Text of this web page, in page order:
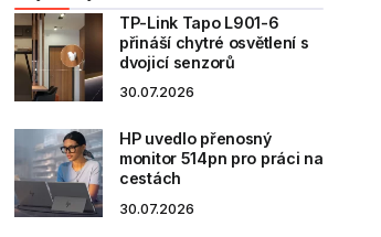
TP-Link Tapo L901-6
přináší chytré osvětlení s
dvojicí senzorů
30.07.2026
HP uvedlo přenosný
monitor 514pn pro práci na
cestách
30.07.2026